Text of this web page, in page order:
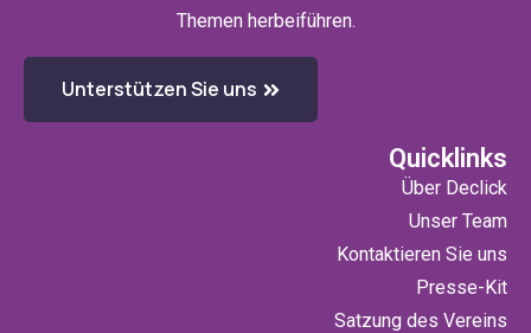
Themen herbeiführen.
Unterstützen Sie uns
Quicklinks
Über Declick
Unser Team
Kontaktieren Sie uns
Presse-Kit
Satzung des Vereins